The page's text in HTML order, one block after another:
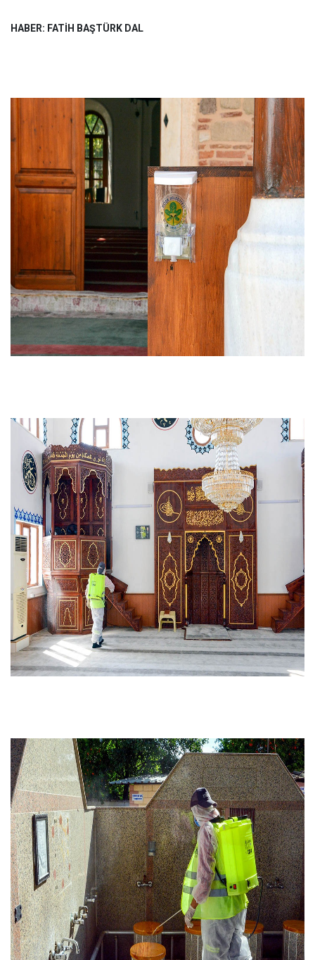
HABER: FATİH BAŞTÜRK DAL